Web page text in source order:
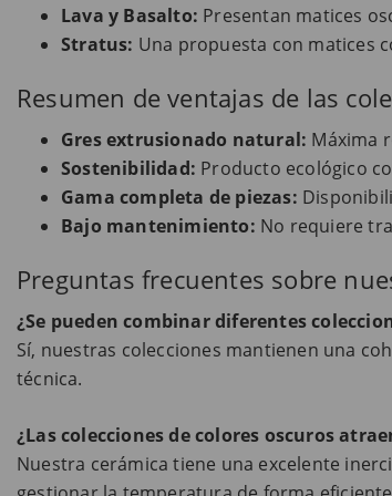
Lava y Basalto: Presentan matices
Stratus: Una propuesta con matices
Resumen de ventajas de las
Gres extrusionado natural: Máxima
Sostenibilidad: Producto ecológico
Gama completa de piezas:
Bajo mantenimiento: No requiere
Preguntas frecuentes sobre
¿Se pueden combinar diferentes
Sí, nuestras colecciones mantienen una
técnica.
¿Las colecciones de colores oscuros
Nuestra cerámica tiene una excelente